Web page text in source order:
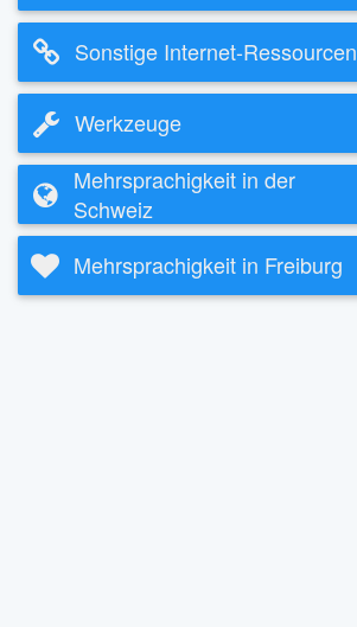
Sonstige Internet-Ressourcen
Werkzeuge
Mehrsprachigkeit in der
Schweiz
Mehrsprachigkeit in Freiburg